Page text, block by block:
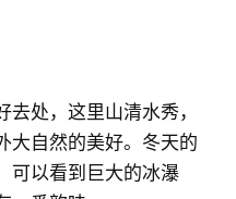
处，这里山清水秀，
大自然的美好。冬天的
可以看到巨大的冰瀑